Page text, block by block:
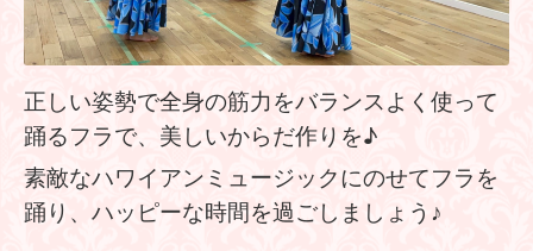
正しい姿勢で全身の筋力をバランスよく使って
踊るフラで、美しいからだ作りを♪
素敵なハワイアンミュージックにのせてフラを
踊り、 ハッピーな時間を過ごしましょう♪